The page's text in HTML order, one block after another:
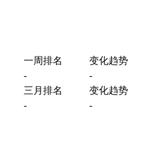
一周排名
变化趋势
-
-
三月排名
变化趋势
- -